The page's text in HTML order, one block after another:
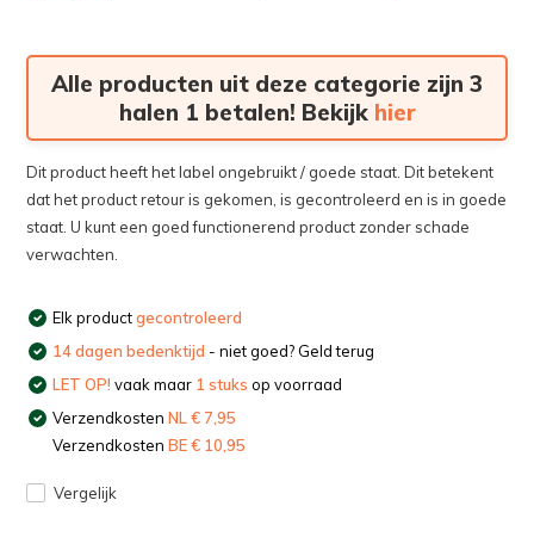
Alle producten uit deze categorie zijn 3
halen 1 betalen! Bekijk hier
Dit product heeft het label ongebruikt / goede staat. Dit betekent
dat het product retour is gekomen, is gecontroleerd en is in goede
staat. U kunt een goed functionerend product zonder schade
verwachten.
Elk productgecontroleerd
14 dagen bedenktijd - niet goed? Geld terug
LET OP! vaak maar 1 stuks op voorraad
VerzendkostenNL € 7,95
VerzendkostenBE € 10,95
Vergelijk